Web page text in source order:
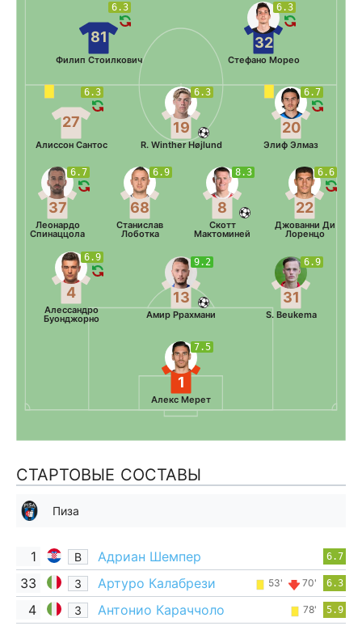
6.3
32
Стефано Морео
6.3
81
Филип Стоилкович
7.5
1
Алекс Мерет
6.9
4
Алессандро
Буонджорно
9.2
13
Амир Ррахмани
6.9
31
S. Beukema
6.7
37
Леонардо
Спинаццола
6.9
68
Станислав
Лоботка
8.3
8
Скотт
Мактоминей
6.6
22
Джованни Ди
Лоренцо
6.3
27
Алиссон Сантос
6.3
19
R. Winther Højlund
6.7
20
Элиф Элмаз
СТАРТОВЫЕ СОСТАВЫ
Пиза
1 В Адриан Шемпер 6.7
33 З Артуро Калабрези 53' 70' 6.3
4 З Антонио Караччоло 78' 5.9